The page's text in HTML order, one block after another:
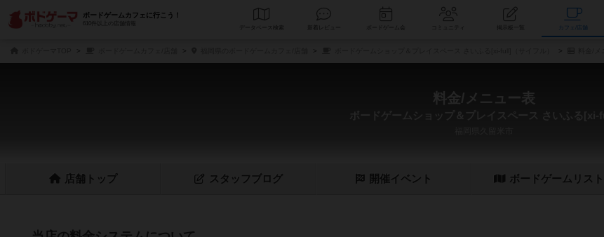
ボードゲームカフェに行こう！
610件以上の店舗情報
データベース コミュニティ 掲示板一覧
料金/メニュー表
店舗 トップ スタッフ ブログ 開催イベント ボードゲーム リスト